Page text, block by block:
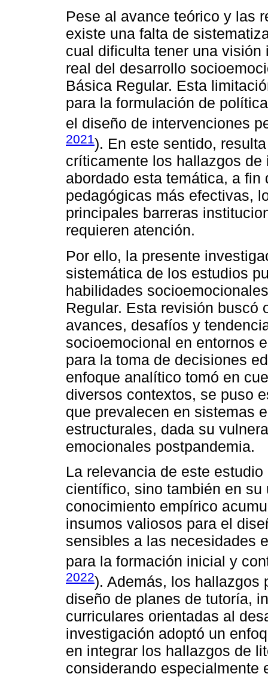
Pese al avance teórico y las
existe una falta de
cual dificulta tener una
real del desarrollo
Básica Regular. Esta
para la formulación de
el diseño de intervenciones
2021). En este sentido,
críticamente los hallazgos
abordado esta temática, a
pedagógicas más efectivas,
principales barreras
requieren atención.
Por ello, la presente
sistemática de los estudios
habilidades
Regular. Esta revisión buscó
avances, desafíos y
socioemocional en entornos
para la toma de decisiones
enfoque analítico tomó en
diversos contextos, se puso
que prevalecen en sistemas
estructurales, dada su
emocionales postpandemia.
La relevancia de este
científico, sino también en
conocimiento empírico
insumos valiosos para el
sensibles a las necesidades
para la formación inicial y
2022). Además, los hallazgos
diseño de planes de tutoría,
curriculares orientadas al
investigación adoptó un
en integrar los hallazgos de
considerando especialmente